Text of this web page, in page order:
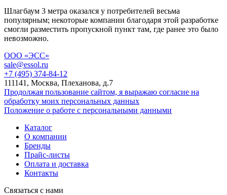
Шлагбаум 3 метра оказался у потребителей весьма
популярным; некоторые компании благодаря этой разработке
смогли разместить пропускной пункт там, где ранее это было
невозможно.
ООО «ЭСС»
sale@essol.ru
+7 (495) 374-84-12
111141, Москва, Плеханова, д.7
Продолжая пользование сайтом, я выражаю согласие на
обработку моих персональных данных
Положение о работе с персональными данными
Каталог
О компании
Бренды
Прайс-листы
Оплата и доставка
Контакты
Связаться с нами